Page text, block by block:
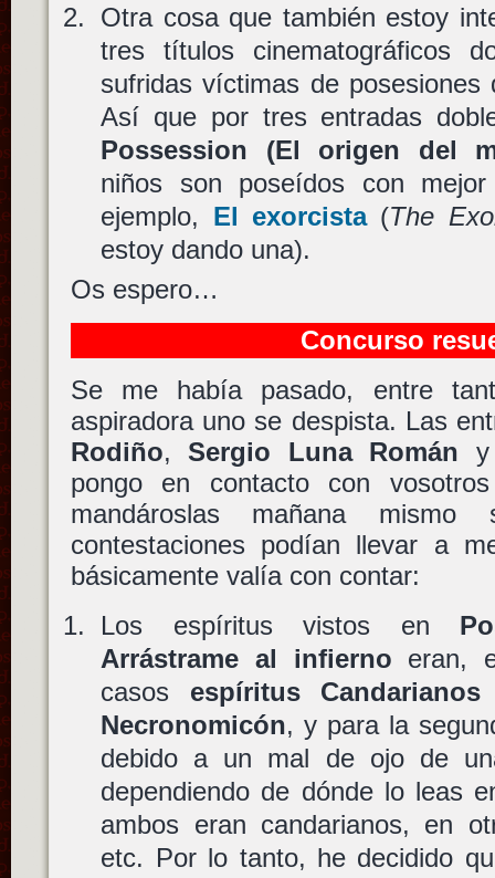
Otra cosa que también estoy
tres títulos cinematográficos
sufridas víctimas de posesiones
Así que por tres entradas
Possession (El origen del
niños son poseídos con
ejemplo, El exorcista(The
estoy dando una).
Os espero…
Concurso
Se me había pasado, entre
aspiradora uno se despista. Las
Rodiño,Sergio Luna Román
pongo en contacto con
mandároslas mañana
contestaciones podían llevar a
básicamente valía con contar:
Los espíritus vistos en
Arrástrame al infierno eran,
casos espíritus Candarianos
Necronomicón, y para la
debido a un mal de ojo de
dependiendo de dónde lo leas
ambos eran candarianos, en
etc. Por lo tanto, he decidido